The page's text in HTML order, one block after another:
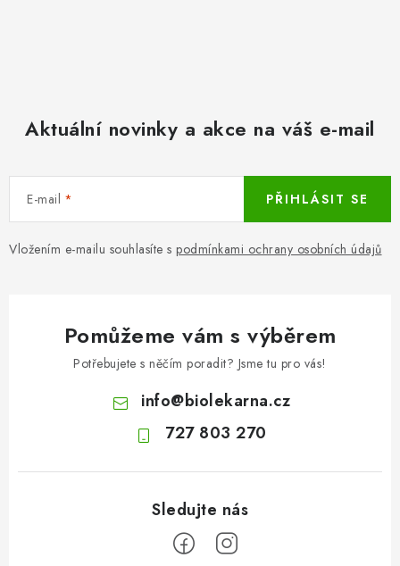
Aktuální novinky a akce na váš e-mail
E-mail
Vložením e-mailu souhlasíte s podmínkami ochrany osobních údajů
PŘIHLÁSIT SE
Pomůžeme vám s výběrem
Potřebujete s něčím poradit? Jsme tu pro vás!
info@biolekarna.cz
727 803 270